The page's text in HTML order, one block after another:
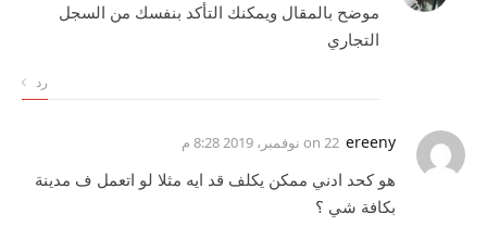
موضح بالمقال ويمكنك التأكد بنفسك من السجل
التجاري
رد
ereeny 22 نوفمبر، 2019 8:28 م
هو كحد ادني ممكن يكلف قد ايه مثلا لو اتعمل ف مدينة
بكافة شي ؟